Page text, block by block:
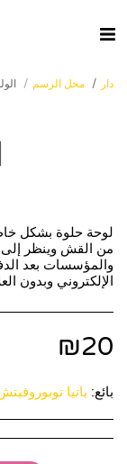
دار محل الرسم
من القش وينظر
والمؤسسات بعد
الإلكتروني وبدون
₪20
بائع: باتيا